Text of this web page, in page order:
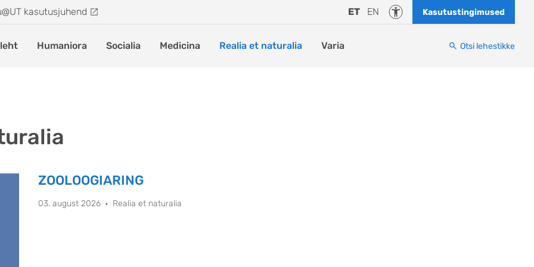
kasutusjuhend ET EN Juurdepääsetavus
Kasutustingimused
Humaniora Socialia Medicina Realia et naturalia Varia Otsi lehestikke
ZOOLOOGIARING
03. august 2026 Realia et naturalia